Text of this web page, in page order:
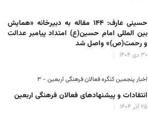
حسینی عارف: ۱۴۴ مقاله به دبیرخانه «همایش
بین المللی امام حسین(ع) امتداد پیامبر عدالت
و رحمت(ص)» واصل شد
۳۰ دی ۱۴۰۴
اخبار پنجمین کنگره فعالان فرهنگی اربعین - ۳
انتقادات و پیشنهادهای فعالان فرهنگی اربعین
۲۵ آذر ۱۴۰۴